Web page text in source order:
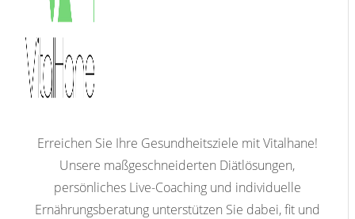
Erreichen Sie Ihre Gesundheitsziele mit Vitalhane!
Unsere maßgeschneiderten Diätlösungen,
persönliches Live-Coaching und individuelle
Ernährungsberatung unterstützen Sie dabei, fit und